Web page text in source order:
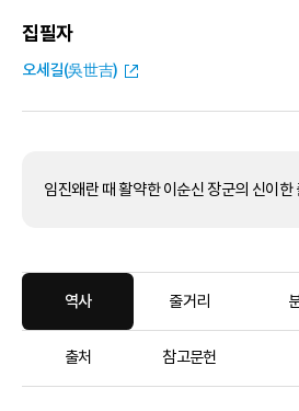
집필자
오세길(吳世吉)
임진왜란 때 활약한 이순신 장군의 신이한
역사 줄거리
출처 참고문헌